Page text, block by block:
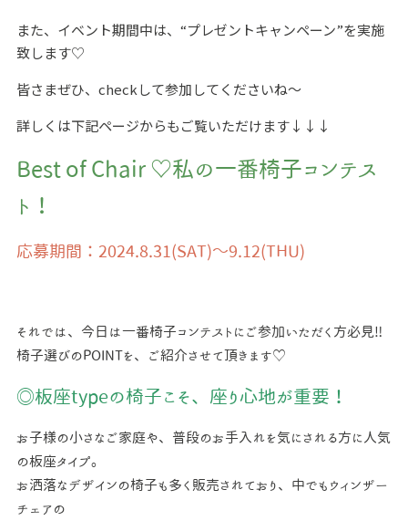
また、イベント期間中は、“プレゼントキャンペーン”を実施
致します♡
皆さまぜひ、checkして参加してくださいね～
詳しくは下記ページからもご覧いただけます↓↓↓
Best of Chair ♡私の一番椅子コンテス
ト！
応募期間：2024.8.31(SAT)～9.12(THU)
それでは、今日は一番椅子コンテストにご参加いただく方必見‼
椅子選びのPOINTを、
ご紹介させて頂きます♡
◎板座typeの椅子こそ、座り心地が重要！
お子様の小さなご家庭や、普段のお手入れを気にされる方に人気
の板座タイプ。
お洒落なデザインの椅子も多く販売されており、中でもウィンザー
チェアの